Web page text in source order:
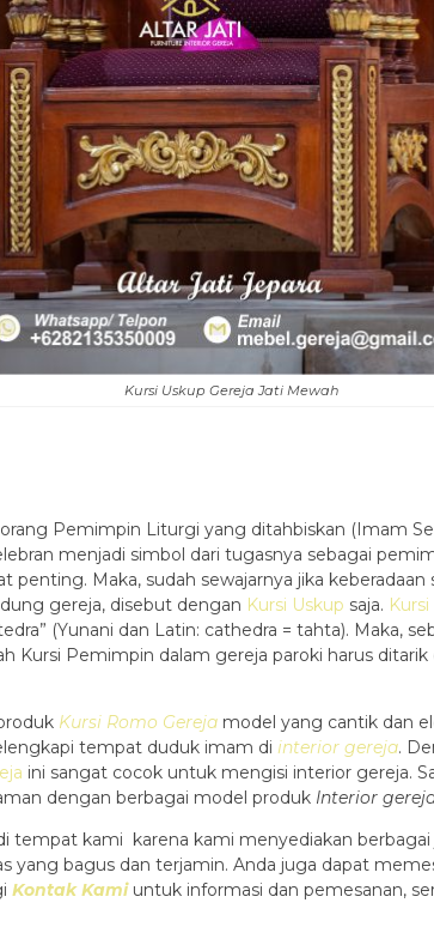
Kursi Uskup Gereja Jati Mewah
Pemimpin Liturgi yang ditahbiskan (Imam
menjadi simbol dari tugasnya sebagai
Maka, sudah sewajarnya jika
gereja, disebut dengan Kursi Uskup saja.
(Yunani dan Latin: cathedra = tahta). Maka,
Kursi Pemimpin dalam gereja paroki harus
Kursi Romo Gereja model yang cantik dan
tempat duduk imam di interior gereja.
ini sangat cocok untuk mengisi interior gereja.
dengan berbagai model produk Interior
tempat kami karena kami menyediakan
yang bagus dan terjamin. Anda juga dapat
Kontak Kamiuntuk informasi dan pemesanan,